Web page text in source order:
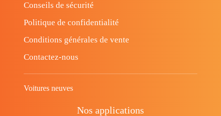
Conseils de sécurité
Politique de confidentialité
Conditions générales de vente
Contactez-nous
Voitures neuves
Nos applications